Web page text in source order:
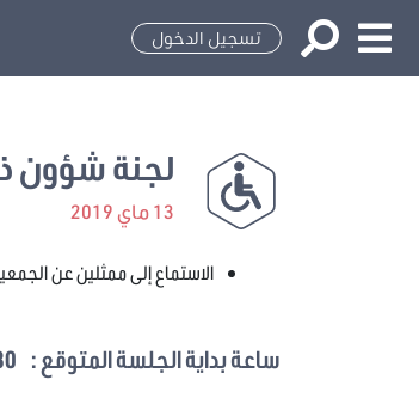
تسجيل الدخول
لجنة شؤون
13 ماي 2019
الاستماع إلى ممثلين عن
ساعة بداية الجلسة المتوقع :